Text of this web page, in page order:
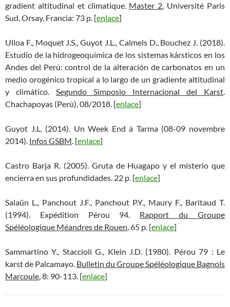
gradient altitudinal et climatique. Master 2, Université Paris
Sud, Orsay, Francia: 73 p. [enlace]
Ulloa F., Moquet J.S., Guyot J.L., Calmels D., Bouchez J. (2018).
Estudio de la hidrogeoquímica de los sistemas kársticos en los
Andes del Perú: control de la alteración de carbonatos en un
medio orogénico tropical a lo largo de un gradiente altitudinal
y climático. Segundo Simposio Internacional del Karst.
Chachapoyas (Perú), 08/2018. [enlace]
Guyot J.L. (2014). Un Week End à Tarma (08-09 novembre
2014). Infos GSBM. [enlace]
Castro Barja R. (2005). Gruta de Huagapo y el misterio que
encierra en sus profundidades. 22 p. [enlace]
Salaün L., Panchout J.F., Panchout P.Y., Maury F., Baritaud T.
(1994). Expédition Pérou 94. Rapport du Groupe
Spéléologique Méandres de Rouen, 65 p. [enlace]
Sammartino Y., Staccioli G., Klein J.D. (1980). Pérou 79 : Le
karst de Palcamayo. Bulletin du Groupe Spéléologique Bagnols
Marcoule, 8: 90-113. [enlace]